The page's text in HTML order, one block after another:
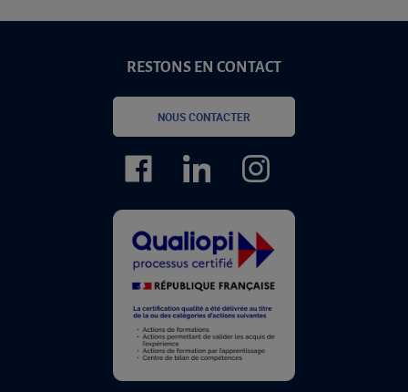
RESTONS EN CONTACT
NOUS CONTACTER